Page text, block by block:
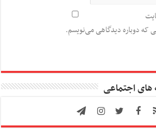
که دوباره دیدگاهی می‌نویسم.
اجتماعی